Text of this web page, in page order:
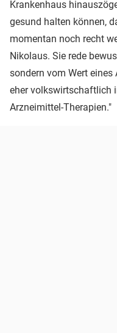
Krankenhaus
gesund halten können,
momentan noch recht
Nikolaus. Sie rede
sondern vom Wert eines
eher volkswirtschaftlich
Arzneimittel-Therapien."